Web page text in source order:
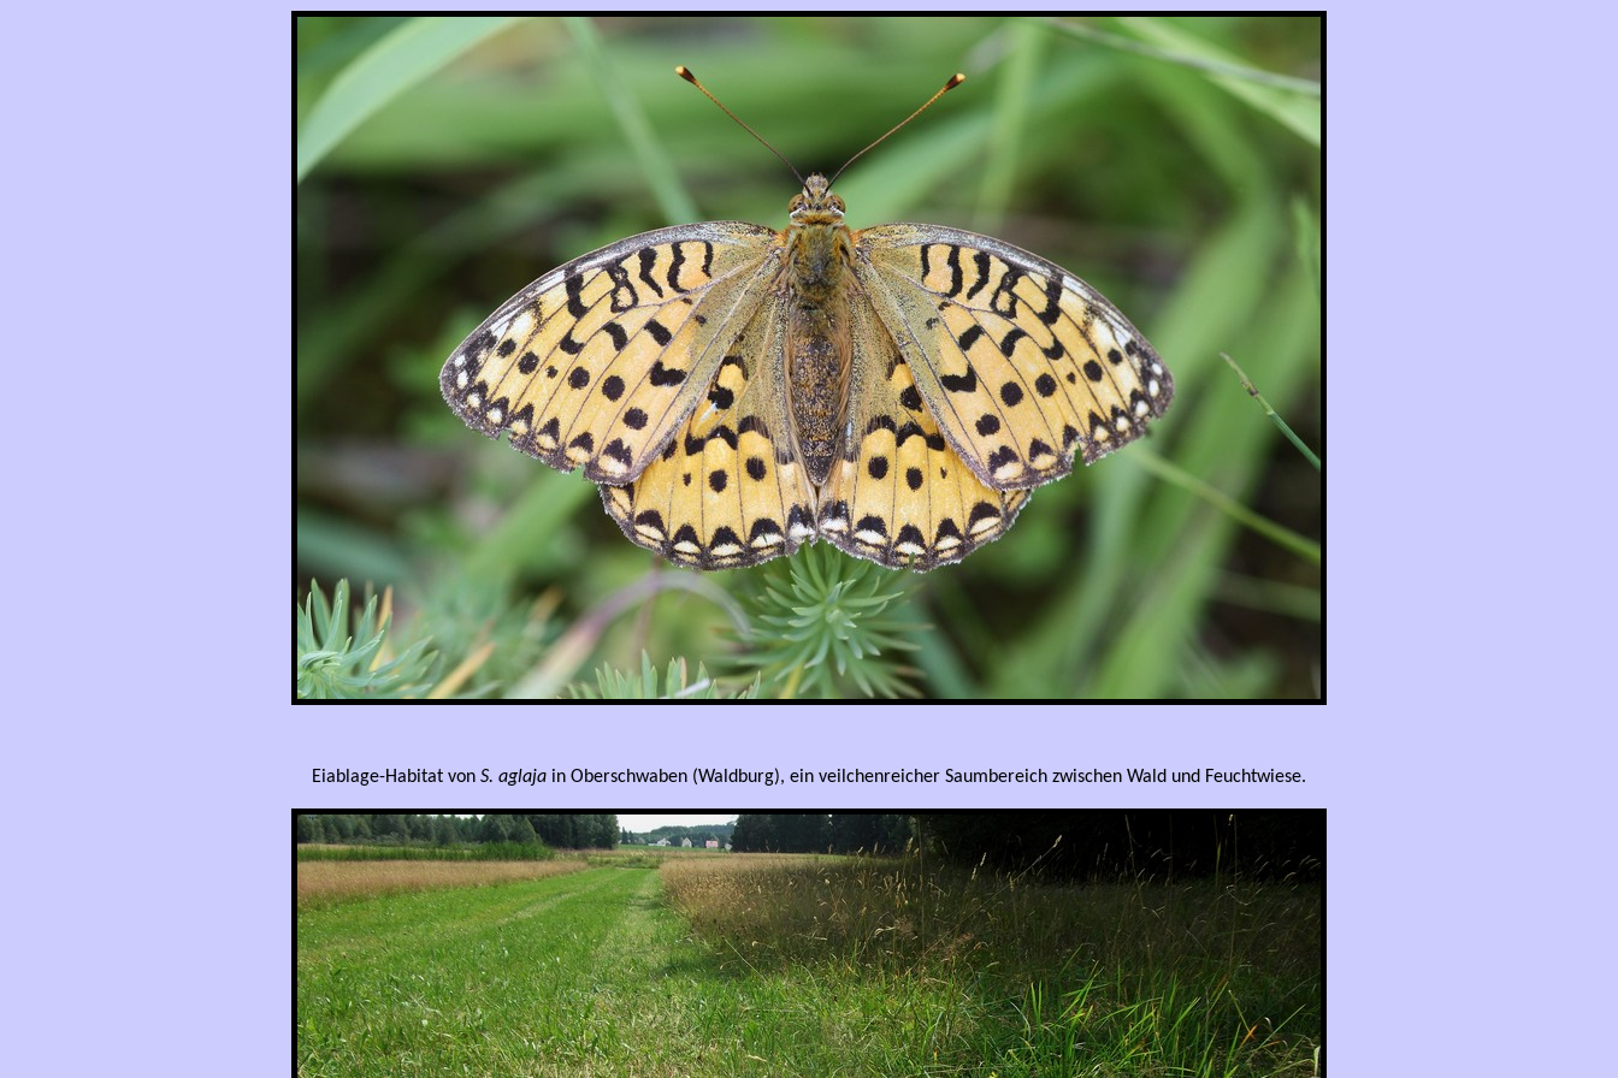
Eiablage-Habitat von S. aglaja in Oberschwaben (Waldburg), ein veilchenreicher Saumbereich zwischen Wald und Feuchtwiese.